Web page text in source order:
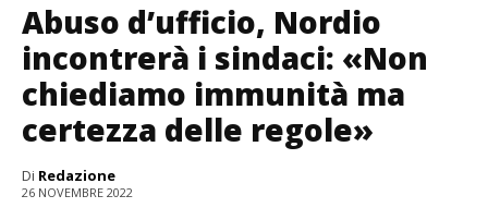
Abuso d’ufficio, Nordio
incontrerà i sindaci: «Non
chiediamo immunità ma
certezza delle regole»
Di Redazione
26 NOVEMBRE 2022